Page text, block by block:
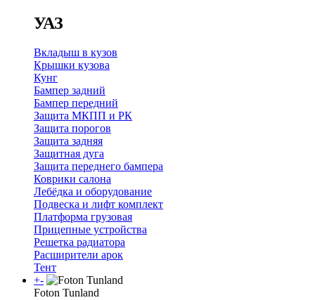
УАЗ
Вкладыш в кузов
Крышки кузова
Кунг
Бампер задний
Бампер передний
Защита МКПП и РК
Защита порогов
Защита задняя
Защитная дуга
Защита переднего бампера
Коврики салона
Лебёдка и оборудование
Подвеска и лифт комплект
Платформа грузовая
Прицепные устройства
Решетка радиатора
Расширители арок
Тент
+-
Foton Tunland